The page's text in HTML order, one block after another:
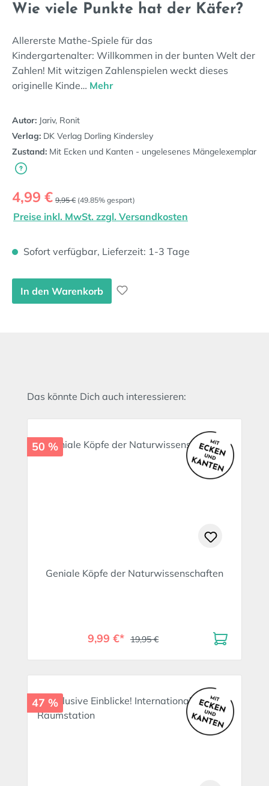
Wie viele Punkte hat der Käfer?
Allererste Mathe-Spiele für das
Kindergartenalter: Willkommen in der bunten Welt der
Zahlen! Mit witzigen Zahlenspielen weckt dieses
originelle Kinde… Mehr
Autor: Jariv, Ronit
Verlag: DK Verlag Dorling Kindersley
Zustand: Mit Ecken und Kanten - ungelesenes Mängelexemplar
Verkaufspreis:
4,99 € Regulärer Preis:
9,95 € (49.85% gespart)
Preise inkl. MwSt. zzgl. Versandkosten
Sofort verfügbar, Lieferzeit: 1-3 Tage
In den Warenkorb
Produktgalerie überspringen
Das könnte Dich auch interessieren:
50 %
Geniale Köpfe der Naturwissenschaften
9,99 €* 19,95 €
47 %